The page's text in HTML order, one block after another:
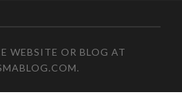
WEBSITE OR BLOG AT
.